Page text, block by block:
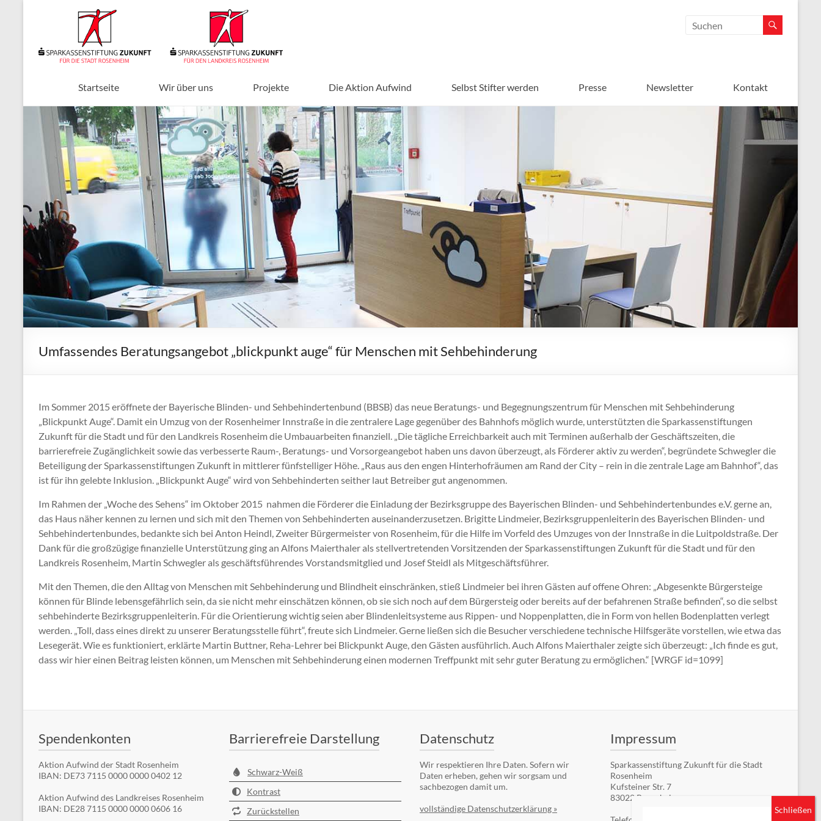
Sparkassenstiftungen
Zukunft
Landkreis
Rosenheim
Startseite Wir über uns Projekte Die Aktion Aufwind Selbst Stifter werden Presse Newsletter Kontakt
Umfassendes Beratungsangebot „blickpunkt auge“ für Menschen mit Sehbehinderung
Im Sommer 2015 eröffnete der Bayerische Blinden- und Sehbehindertenbund (BBSB) das neue Beratungs- und Begegnungszentrum für Menschen mit Sehbehinderung
„Blickpunkt Auge“. Damit ein Umzug von der Rosenheimer Innstraße in die zentralere Lage gegenüber des Bahnhofs möglich wurde, unterstützten die Sparkassenstiftungen
Zukunft für die Stadt und für den Landkreis Rosenheim die Umbauarbeiten finanziell. „Die tägliche Erreichbarkeit auch mit Terminen außerhalb der Geschäftszeiten, die
barrierefreie Zugänglichkeit sowie das verbesserte Raum-, Beratungs- und Vorsorgeangebot haben uns davon überzeugt, als Förderer aktiv zu werden“, begründete Schwegler die
Beteiligung der Sparkassenstiftungen Zukunft in mittlerer fünfstelliger Höhe. „Raus aus den engen Hinterhofräumen am Rand der City – rein in die zentrale Lage am Bahnhof“, das
ist für ihn gelebte Inklusion. „Blickpunkt Auge“ wird von Sehbehinderten seither laut Betreiber gut angenommen.
Im Rahmen der „Woche des Sehens“ im Oktober 2015 nahmen die Förderer die Einladung der Bezirksgruppe des Bayerischen Blinden- und Sehbehindertenbundes e.V. gerne an,
das Haus näher kennen zu lernen und sich mit den Themen von Sehbehinderten auseinanderzusetzen. Brigitte Lindmeier, Bezirksgruppenleiterin des Bayerischen Blinden- und
Sehbehindertenbundes, bedankte sich bei Anton Heindl, Zweiter Bürgermeister von Rosenheim, für die Hilfe im Vorfeld des Umzuges von der Innstraße in die Luitpoldstraße. Der
Dank für die großzügige finanzielle Unterstützung ging an Alfons Maierthaler als stellvertretenden Vorsitzenden der Sparkassenstiftungen Zukunft für die Stadt und für den
Landkreis Rosenheim, Martin Schwegler als geschäftsführendes Vorstandsmitglied und Josef Steidl als Mitgeschäftsführer.
Mit den Themen, die den Alltag von Menschen mit Sehbehinderung und Blindheit einschränken, stieß Lindmeier bei ihren Gästen auf offene Ohren: „Abgesenkte Bürgersteige
können für Blinde lebensgefährlich sein, da sie nicht mehr einschätzen können, ob sie sich noch auf dem Bürgersteig oder bereits auf der befahrenen Straße befinden“, so die selbst
sehbehinderte Bezirksgruppenleiterin. Für die Orientierung wichtig seien aber Blindenleitsysteme aus Rippen- und Noppenplatten, die in Form von hellen Bodenplatten verlegt
werden. „Toll, dass eines direkt zu unserer Beratungsstelle führt“, freute sich Lindmeier. Gerne ließen sich die Besucher verschiedene technische Hilfsgeräte vorstellen, wie etwa das
Lesegerät. Wie es funktioniert, erklärte Martin Buttner, Reha-Lehrer bei Blickpunkt Auge, den Gästen ausführlich. Auch Alfons Maierthaler zeigte sich überzeugt: „Ich finde es gut,
dass wir hier einen Beitrag leisten können, um Menschen mit Sehbehinderung einen modernen Treffpunkt mit sehr guter Beratung zu ermöglichen.“ [WRGF id=1099]
Spendenkonten
Aktion Aufwind der Stadt Rosenheim
IBAN: DE73 7115 0000 0000 0402 12
Aktion Aufwind des Landkreises Rosenheim
IBAN: DE28 7115 0000 0000 0606 16
Barrierefreie Darstellung
Schwarz-Weiß
Kontrast
Zurückstellen
Datenschutz
Wir respektieren Ihre Daten. Sofern wir
Daten erheben, gehen wir sorgsam und
sachbezogen damit um.
vollständige Datenschutzerklärung »
Impressum
Sparkassenstiftung Zukunft für die Stadt
Rosenheim
Kufsteiner Str. 7
83022 Rosenheim